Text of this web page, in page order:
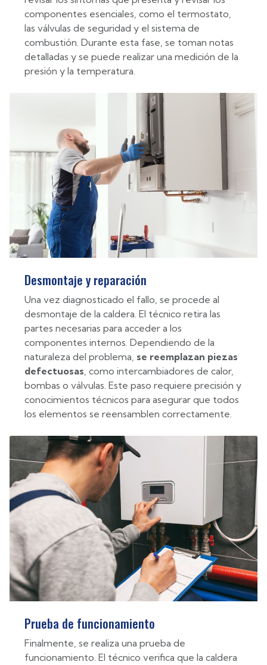
componentes esenciales, como el termostato,
las válvulas de seguridad y el sistema de
combustión. Durante esta fase, se toman notas
detalladas y se puede realizar una medición de la
presión y la temperatura.
Desmontaje y reparación
Una vez diagnosticado el fallo, se procede al
desmontaje de la caldera. El técnico retira las
partes necesarias para acceder a los
componentes internos. Dependiendo de la
naturaleza del problema, se reemplazan piezas
defectuosas, como intercambiadores de calor,
bombas o válvulas. Este paso requiere precisión y
conocimientos técnicos para asegurar que todos
los elementos se reensamblen correctamente.
Prueba de funcionamiento
Finalmente, se realiza una prueba de
funcionamiento. El técnico verifica que la caldera